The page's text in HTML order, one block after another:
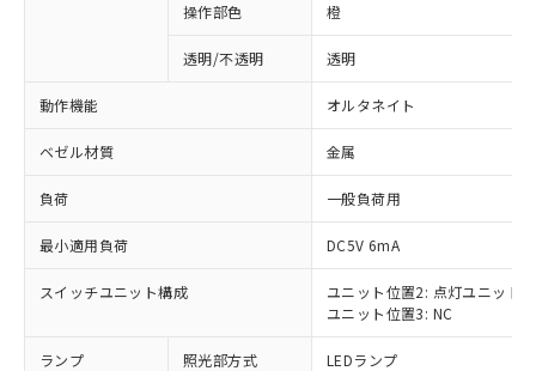
操作部色 橙
透明/不透明 透明
動作機能 オルタネイト
ベゼル材質 金属
負荷 一般負荷用
最小適用負荷 DC5V 6mA
スイッチユニット構成
ユニット位置2: 点灯ユニット
ユニット位置3: NC
ランプ 照光部方式 LEDランプ